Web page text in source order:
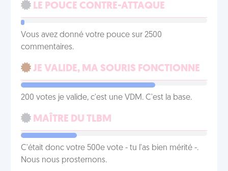
LE POUCE CONTRE-ATTAQUE
Vous avez donné votre pouce sur 2500
commentaires.
JE VALIDE, MA SOURIS FONCTIONNE
200 votes je valide, c'est une VDM. C'est la base.
MAÎTRE DU TLBM
C'était donc votre 500e vote - tu l'as bien mérité -.
Nous nous prosternons.